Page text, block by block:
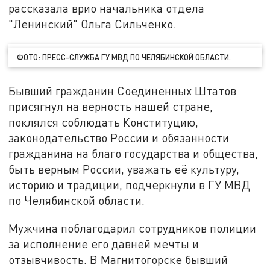
рассказала врио начальника отдела
"Ленинский" Ольга Сильченко.
ФОТО: ПРЕСС-СЛУЖБА ГУ МВД ПО ЧЕЛЯБИНСКОЙ ОБЛАСТИ.
Бывший гражданин Соединенных Штатов
присягнул на верность нашей стране,
поклялся соблюдать Конституцию,
законодательство России и обязанности
гражданина на благо государства и общества,
быть верным России, уважать её культуру,
историю и традиции, подчеркнули в ГУ МВД
по Челябинской области.
Мужчина поблагодарил сотрудников полиции
за исполнение его давней мечты и
отзывчивость. В Магнитогорске бывший